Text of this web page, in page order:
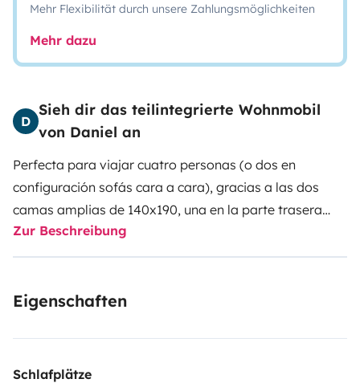
Mehr Flexibilität durch unsere Zahlungsmöglichkeiten
Mehr dazu
D
Sieh dir das teilintegrierte Wohnmobil
von Daniel an
Perfecta para viajar cuatro personas (o dos en
configuración sofás cara a cara), gracias a las dos
camas amplias de 140x190, una en la parte trasera
tipo isla y otra basculante con colchones de alta
calidad para garantizarte un buen descanso. Qué
desde los dos lados. ¡¡Se acabó pasar por encima de tu
permitiendo ducharte mientras otra persona usa el
Zur Beschreibung
Eigenschaften
Schlafplätze